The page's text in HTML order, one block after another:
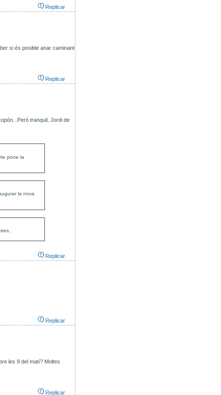
Replicar
si és posible anar caminant
Replicar
tranquil, Jordi de
pone la
la nova
Replicar
Replicar
les 9 del matí? Moltes
Replicar